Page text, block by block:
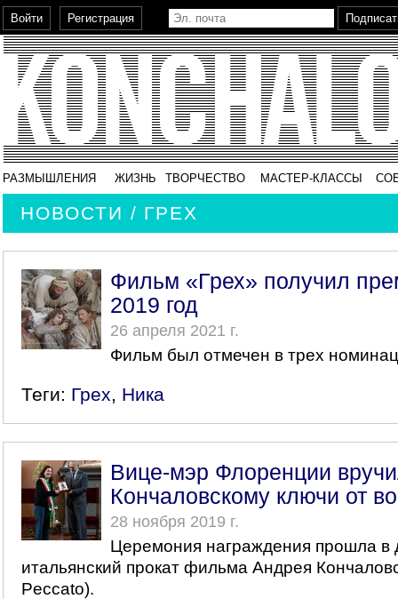
РАЗМЫШЛЕНИЯ ЖИЗНЬ ТВОРЧЕСТВО МАСТЕР-КЛАССЫ
НОВОСТИ / ГРЕХ
Фильм «Грех» получил
2019 год
26 апреля 2021 г.
Фильм был отмечен в трех
Теги: Грех, Ника
Вице-мэр Флоренции
Кончаловскому ключи от
28 ноября 2019 г.
Церемония награждения прошла в
итальянский прокат фильма Андрея
Peccato).